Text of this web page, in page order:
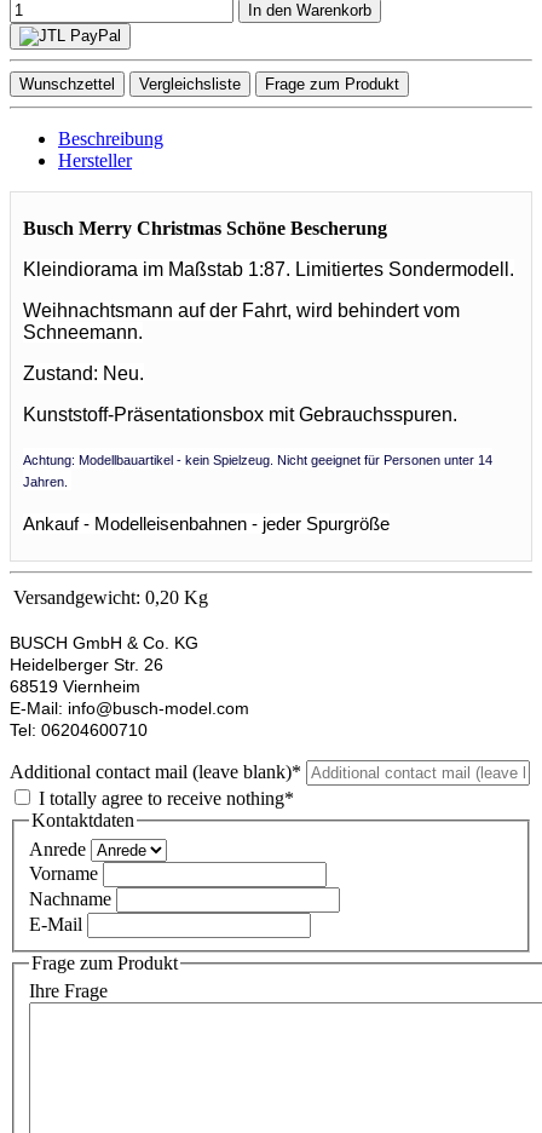
In den Warenkorb
Wunschzettel Vergleichsliste Frage zum Produkt
Beschreibung
Hersteller
Busch Merry Christmas Schöne Bescherung
Kleindiorama im Maßstab 1:87. Limitiertes Sondermodell.
Weihnachtsmann auf der Fahrt, wird behindert vom
Schneemann.
Zustand: Neu.
Kunststoff-Präsentationsbox mit Gebrauchsspuren.
Achtung: Modellbauartikel - kein Spielzeug. Nicht geeignet für Personen unter 14
Jahren.
Ankauf - Modelleisenbahnen - jeder Spurgröße
Versandgewicht: 0,20 Kg
BUSCH GmbH & Co. KG
Heidelberger Str. 26
68519 Viernheim
E-Mail: info@busch-model.com
Tel: 06204600710
Additional contact mail (leave blank)*
I totally agree to receive nothing*
Kontaktdaten
Anrede
Vorname
Nachname
E-Mail
Frage zum Produkt
Ihre Frage